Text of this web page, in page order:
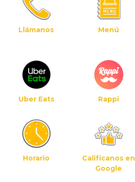
Llámanos Menú
Uber Eats Rappi
Horario
Califícanos en
Google